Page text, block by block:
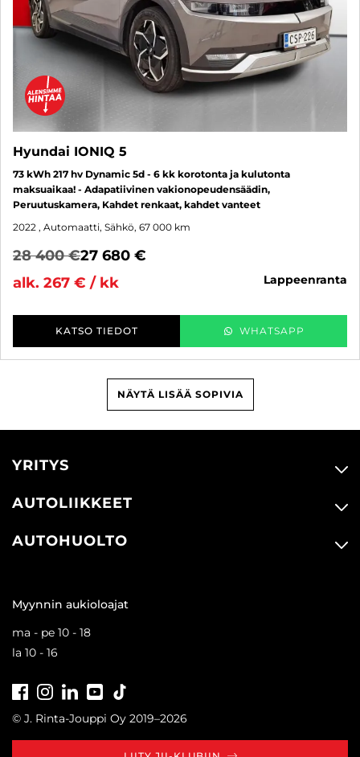
Hyundai IONIQ 5
73 kWh 217 hv Dynamic 5d - 6 kk korotonta ja kulutonta
maksuaikaa! - Adapatiivinen vakionopeudensäädin,
Peruutuskamera, Kahdet renkaat, kahdet vanteet
2022 , Automaatti, Sähkö, 67 000 km
28 400 €27 680 €
alk. 267 € / kk
lappeenranta
KATSO TIEDOT WHATSAPP
NÄYTÄ LISÄÄ SOPIVIA
YRITYS
AUTOLIIKKEET
AUTOHUOLTO
Myynnin aukioloajat
ma - pe 10 - 18
la 10 - 16
FacebookInstagramLinkedInYoutube
© J. Rinta-Jouppi Oy 2019–2026